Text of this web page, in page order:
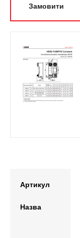
Замовити
Артикул
Назва